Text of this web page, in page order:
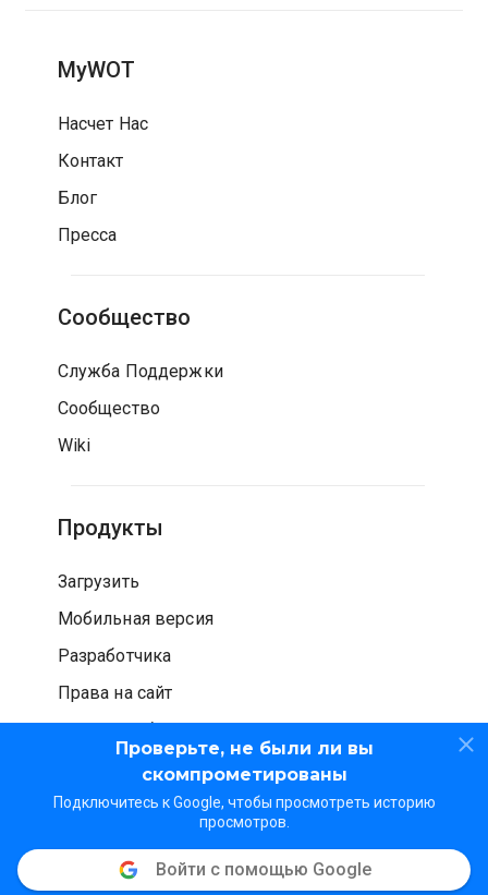
Проверьте, не были ли вы
скомпрометированы
Подключитесь к Google, чтобы просмотреть историю
просмотров.
Войти с помощью Google
MyWOT
Насчет Нас
Контакт
Блог
Пресса
Сообщество
Служба Поддержки
Сообщество
Wiki
Продукты
Загрузить
Мобильная версия
Разработчика
Права на сайт
Проверка безопасности
© WOT Services LP. Все права защищены